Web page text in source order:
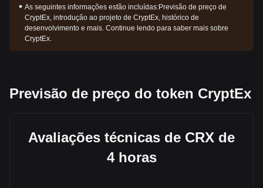
As seguintes informações estão incluídas:Previsão de preço de
CryptEx, introdução ao projeto de CryptEx, histórico de
desenvolvimento e mais. Continue lendo para saber mais sobre
CryptEx.
Previsão de preço do token CryptEx
Avaliações técnicas de CRX de
4 horas